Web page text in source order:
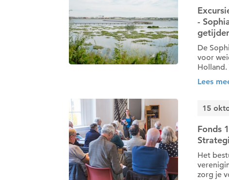
-
De
voor
Holland.
Lees
15
Fonds
Het
zorg je